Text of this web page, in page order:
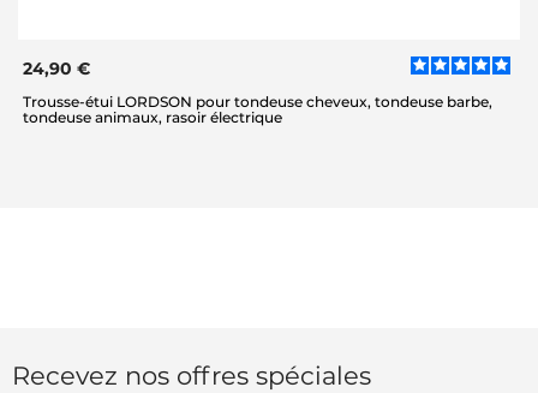
24,90 €
Trousse-étui LORDSON pour tondeuse cheveux, tondeuse barbe,
tondeuse animaux, rasoir électrique
Recevez nos offres spéciales